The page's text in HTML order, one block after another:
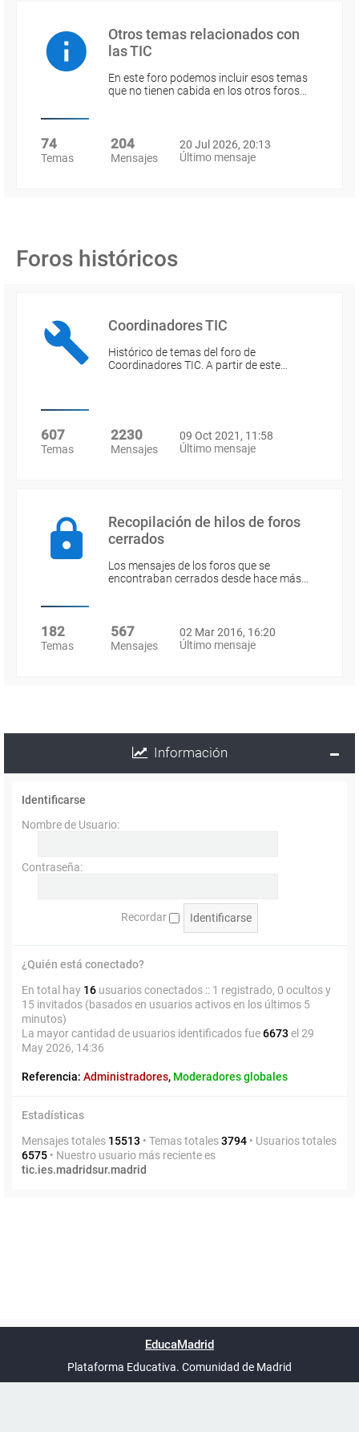
Otros temas relacionados con
las TIC
En este foro podemos incluir esos temas
que no tienen cabida en los otros foros…
74
Temas
204
Mensajes
20 Jul 2026, 20:13
Último mensaje
Foros históricos
Coordinadores TIC
Histórico de temas del foro de
Coordinadores TIC. A partir de este…
607
Temas
2230
Mensajes
09 Oct 2021, 11:58
Último mensaje
Recopilación de hilos de foros
cerrados
Los mensajes de los foros que se
encontraban cerrados desde hace más…
182
Temas
567
Mensajes
02 Mar 2016, 16:20
Último mensaje
Información
Identificarse
Nombre de Usuario:
Contraseña:
Recordar
¿Quién está conectado?
En total hay 16 usuarios conectados :: 1 registrado, 0 ocultos y
15 invitados (basados en usuarios activos en los últimos 5
minutos)
La mayor cantidad de usuarios identificados fue6673 el 29
May 2026, 14:36
Referencia: Administradores, Moderadores globales
Estadísticas
Mensajes totales 15513 • Temas totales3794 • Usuarios totales
6575 • Nuestro usuario más reciente es
tic.ies.madridsur.madrid
UTC+02:00
phpBB España
EducaMadrid
Plataforma Educativa. Comunidad de Madrid